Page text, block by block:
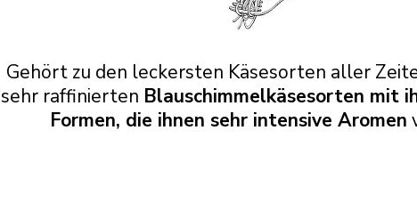
Gehört zu den leckersten Käsesorten aller
sehr raffinierten Blauschimmelkäsesorten mit
Formen, die ihnen sehr intensive Aromen